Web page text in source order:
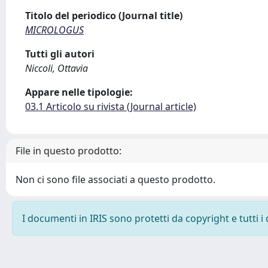
Titolo del periodico (Journal title)
MICROLOGUS
Tutti gli autori
Niccoli, Ottavia
Appare nelle tipologie:
03.1 Articolo su rivista (Journal article)
File in questo prodotto:
Non ci sono file associati a questo prodotto.
I documenti in IRIS sono protetti da copyright e tutti